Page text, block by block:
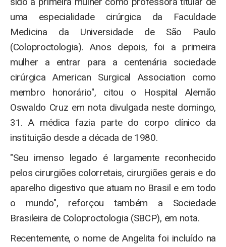
uma especialidade cirúrgica da Faculdade
Medicina da Universidade de São Paulo
(Coloproctologia). Anos depois, foi a primeira
mulher a entrar para a centenária sociedade
cirúrgica American Surgical Association como
membro honorário", citou o Hospital Alemão
Oswaldo Cruz em nota divulgada neste domingo,
31. A médica fazia parte do corpo clínico da
instituição desde a década de 1980.
"Seu imenso legado é largamente reconhecido
pelos cirurgiões colorretais, cirurgiões gerais e do
aparelho digestivo que atuam no Brasil e em todo
o mundo", reforçou também a Sociedade
Brasileira de Coloproctologia (SBCP), em nota.
Recentemente, o nome de Angelita foi incluído na